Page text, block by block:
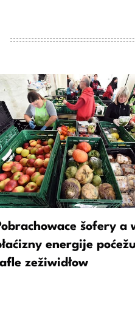
šofery a
energije
zežiwidłow